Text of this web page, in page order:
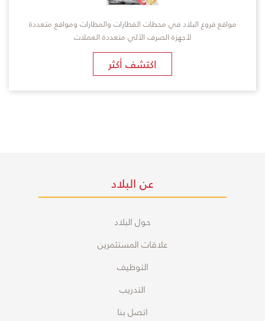
مواقع فروع البلاد في محطات القطارات والمطارات ومواقع متعددة
لأجهزة الصرف الآلي متعددة العملات
اكتشف أكثر
عن البلاد
حول البلاد
علاقات المستثمرين
التوظيف
التدريب
اتصل بنا